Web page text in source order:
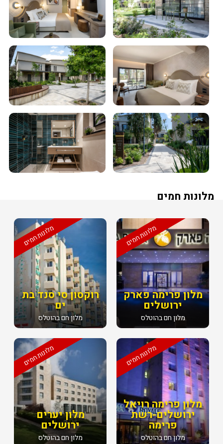
מלונות חמים
מלונות חמים
רוקסון סי סנד בת
ים
מלון חם בהוטלס
מלונות חמים
מלון פרימה פארק
ירושלים
מלון חם בהוטלס
מלונות חמים
מלון יערים
ירושלים
מלון חם בהוטלס
מלונות חמים
מלון פרימה רויאל
ירושלים-רשת
פרימה
מלון חם בהוטלס